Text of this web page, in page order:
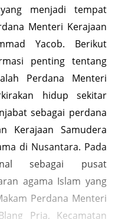
menjadi tempat
Menteri Kerajaan
Yacob. Berikut
penting tentang
Perdana Menteri
hidup sekitar
sebagai perdana
Kerajaan Samudera
di Nusantara. Pada
sebagai pusat
agama Islam yang
Perdana Menteri
Pria, Kecamatan